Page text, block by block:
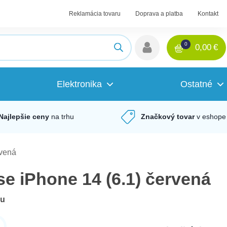
Reklamácia tovaru Doprava a platba Kontakt
0 0,00 €
Elektronika Ostatné
ceny na trhu Značkový tovar v eshope
iPhone 14 (6.1) červená